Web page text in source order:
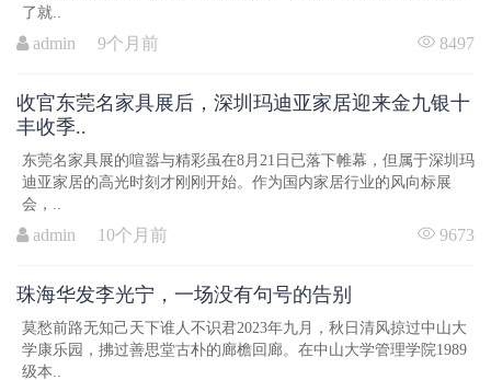
了就..
admin 9个月前 8497
收官东莞名家具展后，深圳玛迪亚家居迎来金九银十
丰收季..
东莞名家具展的喧嚣与精彩虽在8月21日已落下帷幕，但属于深圳玛
迪亚家居的高光时刻才刚刚开始。作为国内家居行业的风向标展
会，..
admin 10个月前 9673
珠海华发李光宁，一场没有句号的告别
莫愁前路无知己天下谁人不识君2023年九月，秋日清风掠过中山大
学康乐园，拂过善思堂古朴的廊檐回廊。在中山大学管理学院1989
级本..